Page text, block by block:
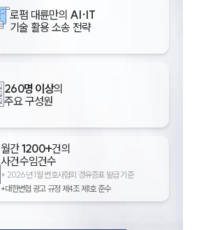
로펌 대륜만의 AI·IT
기술 활용 소송 전략
260명 이상의
주요 구성원
월간1200+건의
사건수임건수
* 2026년 1월 변호사협회 경유증표 발급 기준
*대한변협 광고 규정 제4조 제1호 준수